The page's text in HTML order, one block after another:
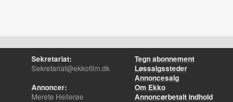
Sekretariat:
Sekretariat@ekkofilm.dk
Annoncer:
Merete Hellerøe
Tegn abonnement
Løssalgssteder
Annoncesalg
Om Ekko
Annoncørbetalt indhold